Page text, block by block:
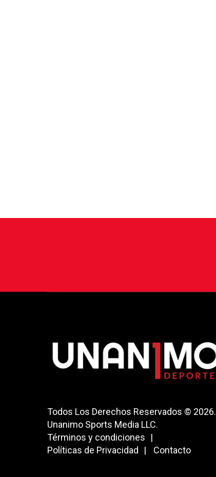
Todos Los Derechos Reservados © 2026.
Unanimo Sports Media LLC.
Términos y condiciones
Políticas de Privacidad
Contacto